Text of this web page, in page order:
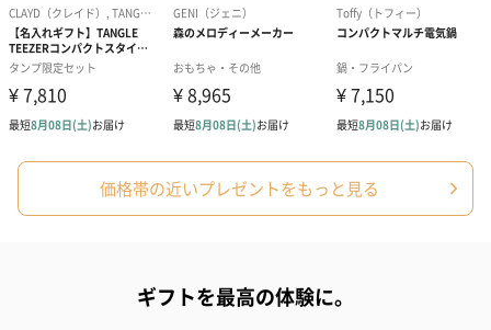
価格帯の近いプレゼントをもっと見る
ギフトを最高の体験に。